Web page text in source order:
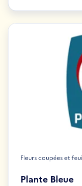
Fleurs coupées et
Plante Bleue